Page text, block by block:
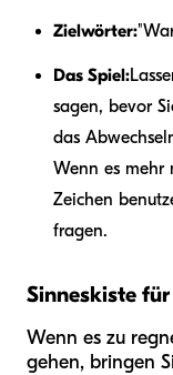
Zielwörter:
Das Spiel:
sagen, bevor
das
Wenn es mehr
Zeichen
fragen.
Sinneskiste
Wenn es zu
gehen, bringen